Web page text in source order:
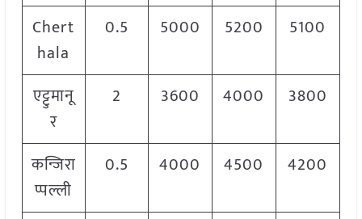
Chert
hala
0.5 5000 5200 5100
एट्टुमानू
र
2 3600 4000 3800
कन्जिरा
प्पल्ली
0.5 4000 4500 4200